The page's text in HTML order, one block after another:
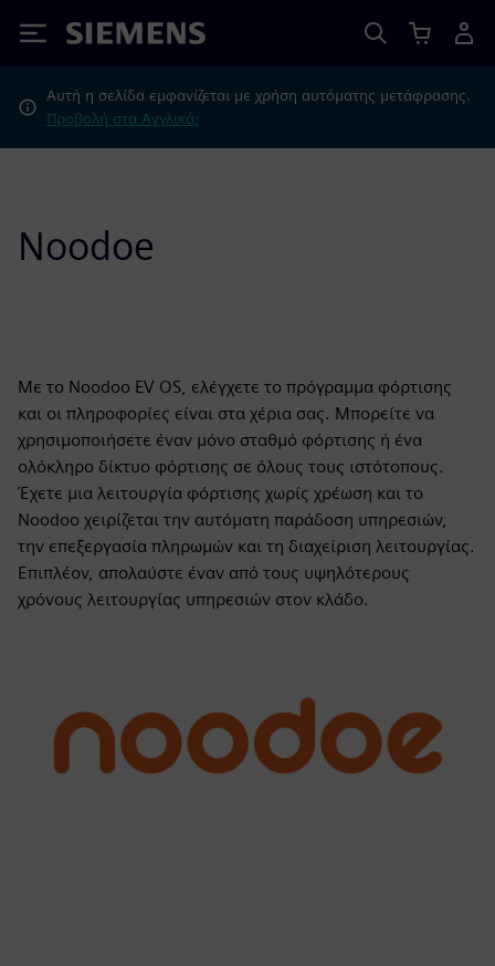
Siemens
Αυτή η σελίδα εμφανίζεται με χρήση αυτόματης μετάφρασης.
Προβολή στα Αγγλικά;
Noodoe
Με το Noodoo EV OS, ελέγχετε το πρόγραμμα φόρτισης
και οι πληροφορίες είναι στα χέρια σας. Μπορείτε να
χρησιμοποιήσετε έναν μόνο σταθμό φόρτισης ή ένα
ολόκληρο δίκτυο φόρτισης σε όλους τους ιστότοπους.
Έχετε μια λειτουργία φόρτισης χωρίς χρέωση και το
Noodoo χειρίζεται την αυτόματη παράδοση υπηρεσιών,
την επεξεργασία πληρωμών και τη διαχείριση λειτουργίας.
Επιπλέον, απολαύστε έναν από τους υψηλότερους
χρόνους λειτουργίας υπηρεσιών στον κλάδο.